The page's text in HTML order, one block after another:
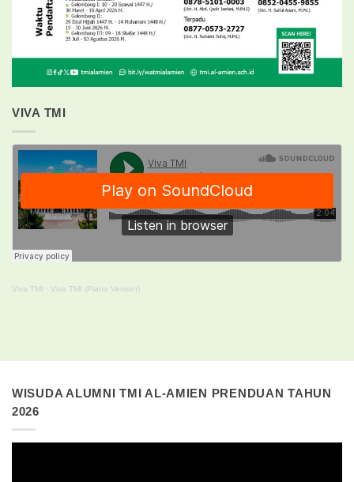
VIVA TMI
Viva TMI · Viva TMI (Piano Version)
WISUDA ALUMNI TMI AL-AMIEN PRENDUAN TAHUN
2026